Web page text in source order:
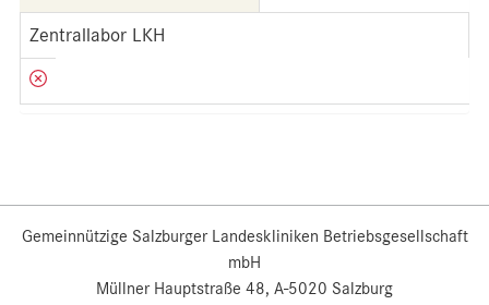
Zentrallabor LKH
Gemeinnützige Salzburger Landeskliniken Betriebsgesellschaft
mbH
Müllner Hauptstraße 48, A-5020 Salzburg